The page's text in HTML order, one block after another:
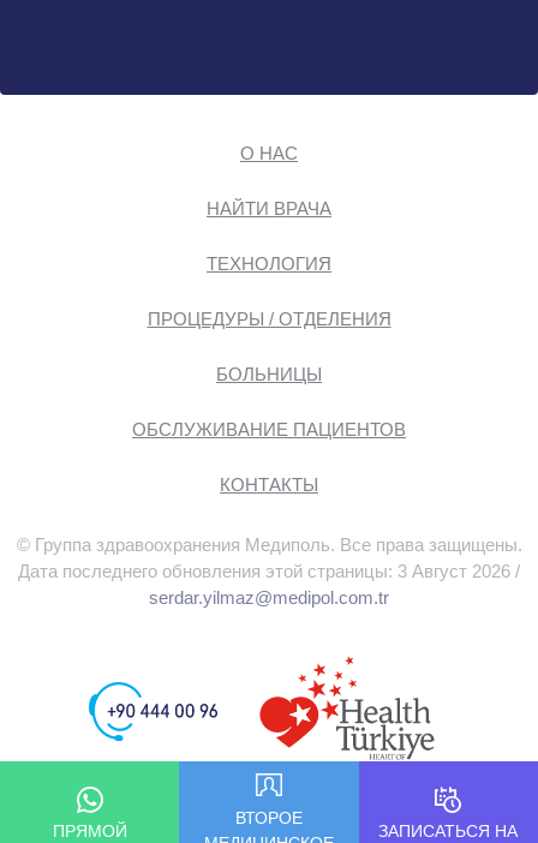
О НАС
НАЙТИ ВРАЧА
ТЕХНОЛОГИЯ
ПРОЦЕДУРЫ / ОТДЕЛЕНИЯ
БОЛЬНИЦЫ
ОБСЛУЖИВАНИЕ ПАЦИЕНТОВ
КОНТАКТЫ
© Группа здравоохранения Медиполь. Все права защищены.
Дата последнего обновления этой страницы: 3 Август 2026 /
serdar.yilmaz@medipol.com.tr
ПРЯМОЙ
ВТОРОЕ
ЗАПИСАТЬСЯ НА